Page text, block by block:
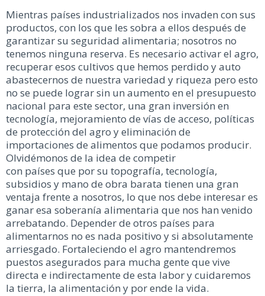
Mientras países industrializados nos invaden con sus
productos, con los que les sobra a ellos después de
garantizar su seguridad alimentaria; nosotros no
tenemos ninguna reserva. Es necesario activar el agro,
recuperar esos cultivos que hemos perdido y auto
abastecernos de nuestra variedad y riqueza pero esto
no se puede lograr sin un aumento en el presupuesto
nacional para este sector, una gran inversión en
tecnología, mejoramiento de vías de acceso, políticas
de protección del agro y eliminación de
importaciones de alimentos que podamos producir.
Olvidémonos de la idea de competir
con países que por su topografía, tecnología,
subsidios y mano de obra barata tienen una gran
ventaja frente a nosotros, lo que nos debe interesar es
ganar esa soberanía alimentaria que nos han venido
arrebatando. Depender de otros países para
alimentarnos no es nada positivo y si absolutamente
arriesgado. Fortaleciendo el agro mantendremos
puestos asegurados para mucha gente que vive
directa e indirectamente de esta labor y cuidaremos
la tierra, la alimentación y por ende la vida.